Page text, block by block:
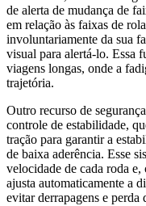
de alerta de mudança de
em relação às faixas de
involuntariamente da sua
visual para alertá-lo. Essa
viagens longas, onde a
trajetória.
Outro recurso de
controle de estabilidade,
tração para garantir a
de baixa aderência. Esse
velocidade de cada roda e,
ajusta automaticamente a
evitar derrapagens e perda